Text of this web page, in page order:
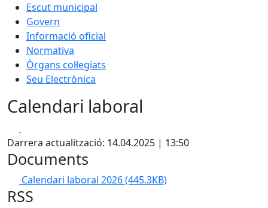
Escut municipal
Govern
Informació oficial
Normativa
Òrgans col·legiats
Seu Electrònica
Calendari laboral
Darrera actualització: 14.04.2025 | 13:50
Documents
Calendari laboral 2026(445.3KB)
RSS